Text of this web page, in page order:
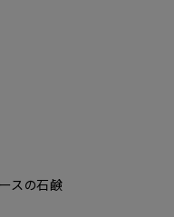
スの石鹸